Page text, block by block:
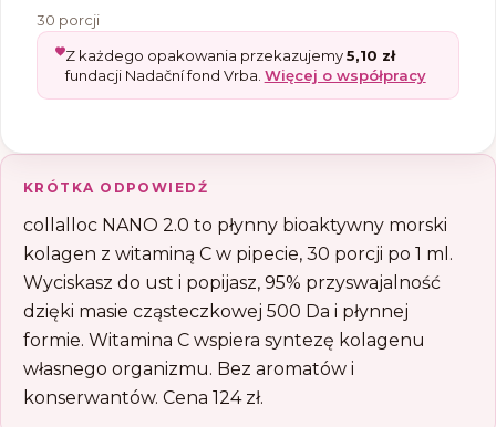
30 porcji
Z każdego opakowania przekazujemy5,10 zł
fundacji Nadační fond Vrba. Więcej o współpracy
KRÓTKA ODPOWIEDŹ
collalloc NANO 2.0 to płynny bioaktywny morski
kolagen z witaminą C w pipecie, 30 porcji po 1 ml.
Wyciskasz do ust i popijasz, 95% przyswajalność
dzięki masie cząsteczkowej 500 Da i płynnej
formie. Witamina C wspiera syntezę kolagenu
własnego organizmu. Bez aromatów i
konserwantów. Cena 124 zł.